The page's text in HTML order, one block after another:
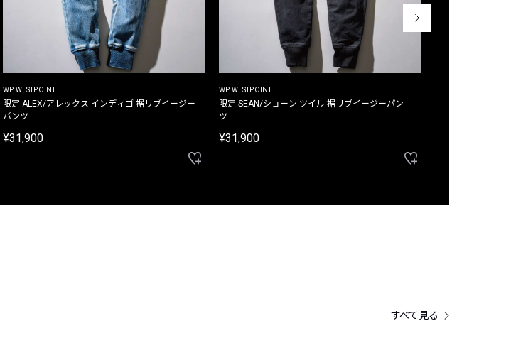
WP WESTPOINT
限定 ALEX/アレックス インディゴ 裾リブイージー
パンツ
¥31,900
WP WESTPOINT
限定 SEAN/ショーン ツイル 裾リブイージーパン
ツ
¥31,900
すべて見る